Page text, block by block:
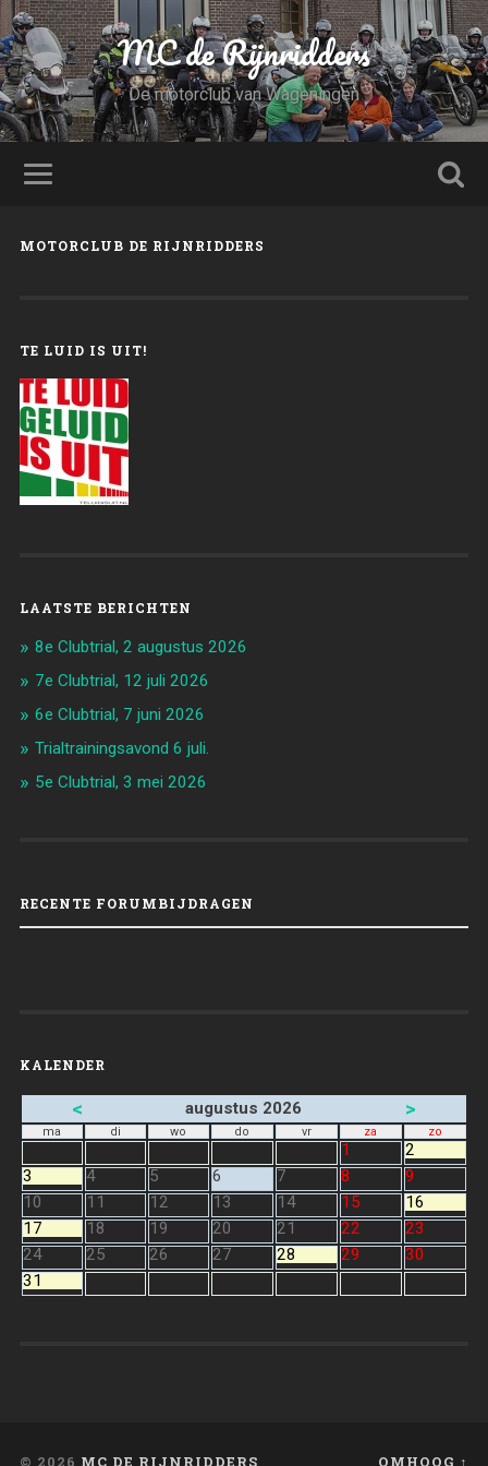
MC de Rijnridders
De motorclub van Wageningen
MOTORCLUB DE RIJNRIDDERS
TE LUID IS UIT!
LAATSTE BERICHTEN
8e Clubtrial, 2 augustus 2026
7e Clubtrial, 12 juli 2026
6e Clubtrial, 7 juni 2026
Trialtrainingsavond 6 juli.
5e Clubtrial, 3 mei 2026
RECENTE FORUMBIJDRAGEN
KALENDER
< augustus 2026 >
ma di wo do vr za zo
1
2
3
4 5 6 7 8
9
10
11 12 13 14 15
16
17
18 19 20 21 22
23
24
25 26 27 28 29
30
31
© 2026 MC DE RIJNRIDDERS OMHOOG ↑